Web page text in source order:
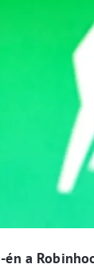
én a